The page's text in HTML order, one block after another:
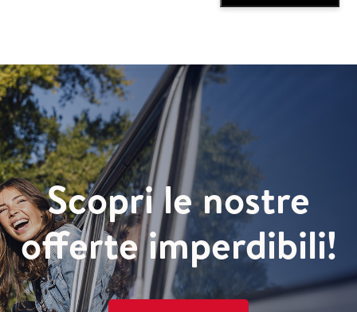
Scopri le nostre
offerte imperdibili!